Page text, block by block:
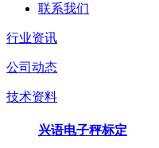
联系我们
行业资讯
公司动态
技术资料
兴语电子秤标定